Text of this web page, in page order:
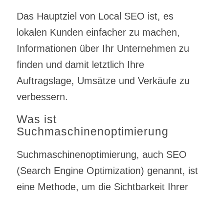
Das Hauptziel von Local SEO ist, es
lokalen Kunden einfacher zu machen,
Informationen über Ihr Unternehmen zu
finden und damit letztlich Ihre
Auftragslage, Umsätze und Verkäufe zu
verbessern.
Was ist
Suchmaschinenoptimierung
Suchmaschinenoptimierung, auch SEO
(Search Engine Optimization) genannt, ist
eine Methode, um die Sichtbarkeit Ihrer